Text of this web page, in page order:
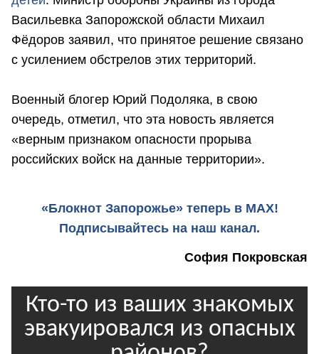
Васильевка Запорожской области Михаил
Фёдоров заявил, что принятое решение связано
с усилением обстрелов этих территорий.
Военный блогер Юрий Подоляка, в свою
очередь, отметил, что эта новость является
«верным признаком опасности прорыва
российских войск на данные территории».
«Блокнот Запорожье» теперь в MAX!
Подписывайтесь на наш канал.
София Покровская